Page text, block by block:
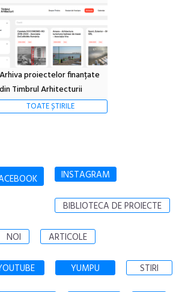
Arhiva proiectelor finanțate
din Timbrul Arhitecturii
TOATE ȘTIRILE
INSTAGRAM
BIBLIOTECA DE PROIECTE
NOI ARTICOLE
YUMPU STIRI